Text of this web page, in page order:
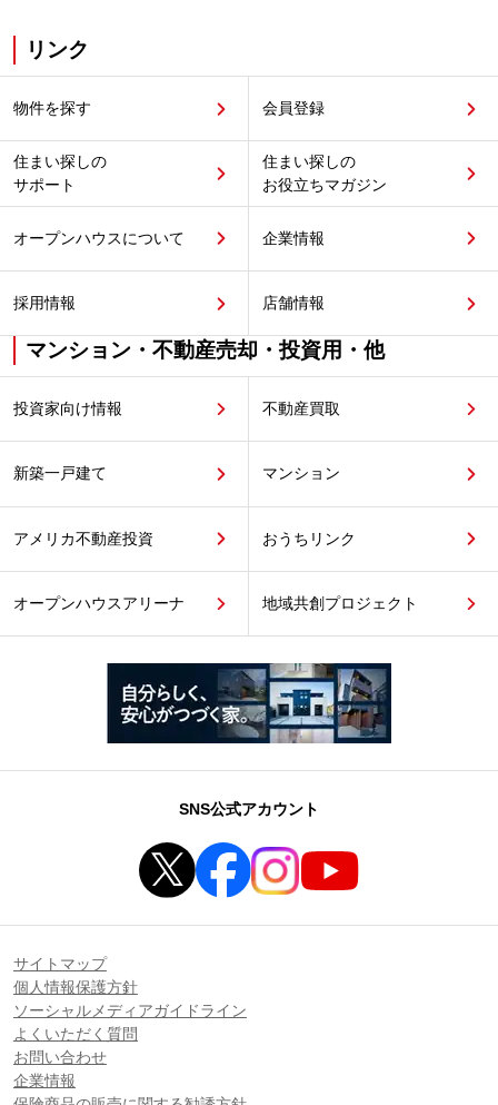
リンク
物件を探す 会員登録
住まい探しの
サポート
住まい探しの
お役立ちマガジン
オープンハウスについて 企業情報
採用情報 店舗情報
マンション・不動産売却・投資用・他
投資家向け情報 不動産買取
新築一戸建て マンション
アメリカ不動産投資 おうちリンク
オープンハウスアリーナ 地域共創プロジェクト
SNS公式アカウント
サイトマップ
個人情報保護方針
ソーシャルメディアガイドライン
よくいただく質問
お問い合わせ
企業情報